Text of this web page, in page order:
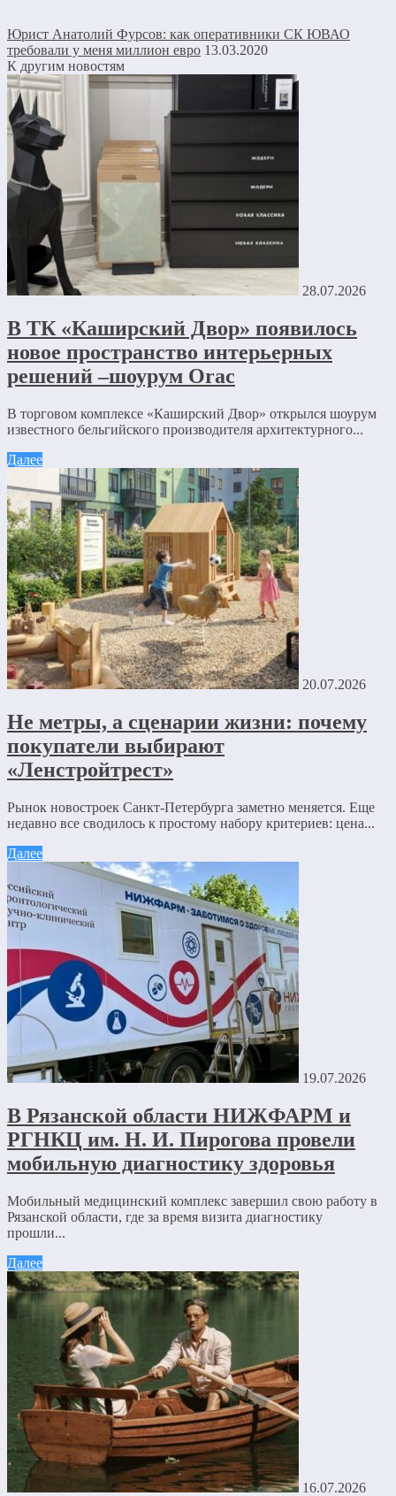
Юрист Анатолий Фурсов: как оперативники СК ЮВАО
требовали у меня миллион евро 13.03.2020
К другим новостям
28.07.2026
В ТК «Каширский Двор» появилось
новое пространство интерьерных
решений –шоурум Orac
В торговом комплексе «Каширский Двор» открылся шоурум
известного бельгийского производителя архитектурного...
Далее
20.07.2026
Не метры, а сценарии жизни: почему
покупатели выбирают
«Ленстройтрест»
Рынок новостроек Санкт-Петербурга заметно меняется. Еще
недавно все сводилось к простому набору критериев: цена...
Далее
19.07.2026
В Рязанской области НИЖФАРМ и
РГНКЦ им. Н. И. Пирогова провели
мобильную диагностику здоровья
Мобильный медицинский комплекс завершил свою работу в
Рязанской области, где за время визита диагностику
прошли...
Далее
16.07.2026